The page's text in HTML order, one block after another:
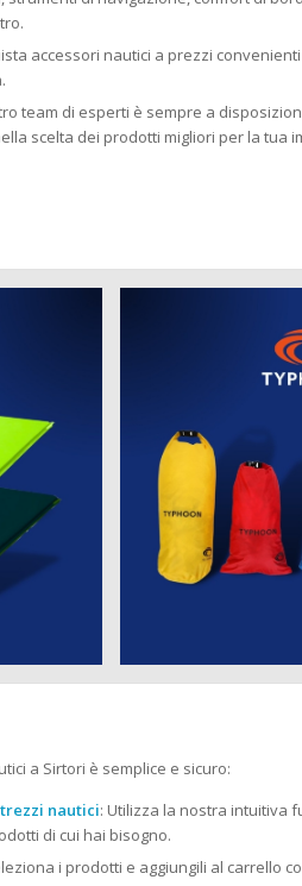
accessori nautici a prezzi
team di esperti è sempre a
scelta dei prodotti migliori per la tua
a Sirtori è semplice e sicuro:
nautici: Utilizza la nostra intuitiva
di cui hai bisogno.
i prodotti e aggiungili al carrello